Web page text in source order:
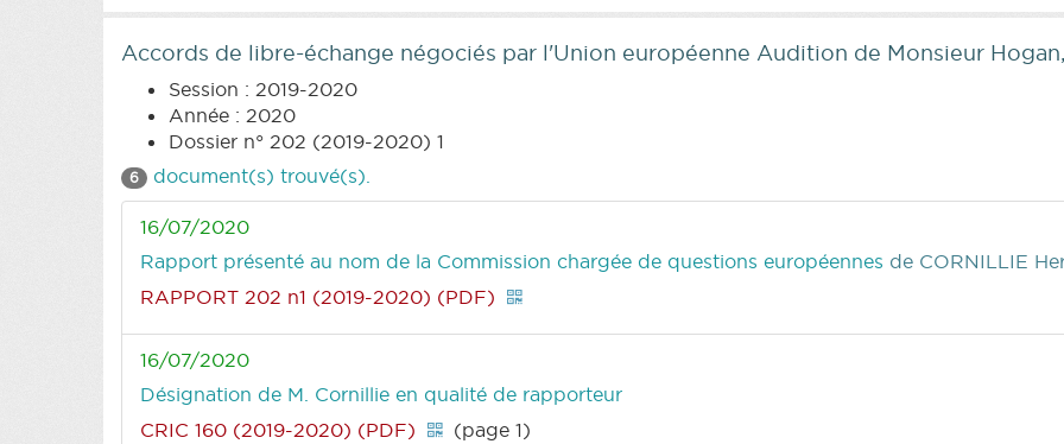
Accords de libre-échange négociés par l'Union européenne Audition de Monsieur
Session : 2019-2020
Année : 2020
Dossier n° 202 (2019-2020) 1
6 document(s) trouvé(s).
16/07/2020
Rapport présenté au nom de la Commission chargée de questions européennes de CORNILLIE
RAPPORT 202 n1 (2019-2020) (PDF)
16/07/2020
Désignation de M. Cornillie en qualité de rapporteur
CRIC 160 (2019-2020) (PDF)
(page 1)